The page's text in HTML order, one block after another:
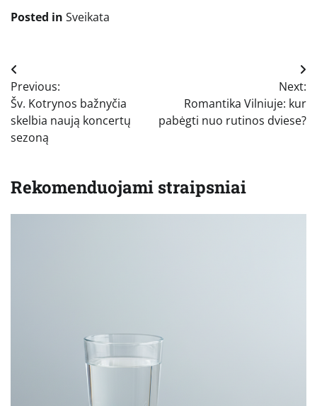
Posted in Sveikata
Navigacija
tarp
įrašų
Previous:
Šv. Kotrynos bažnyčia
skelbia naują koncertų
sezoną
Next:
Romantika Vilniuje: kur
pabėgti nuo rutinos dviese?
Rekomenduojami straipsniai